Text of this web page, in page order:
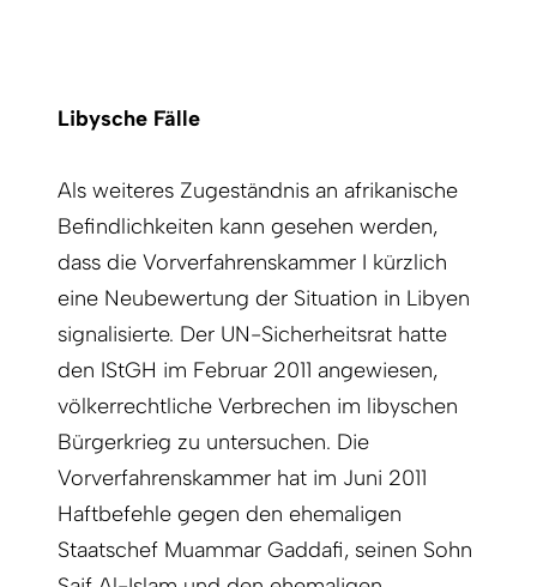
Libysche Fälle
Als weiteres Zugeständnis an afrikanische
Befindlichkeiten kann gesehen werden,
dass die Vorverfahrens­kammer I kürzlich
eine Neubewertung der Situation in Libyen
signalisierte. Der UN-Sicherheitsrat hatte
den IStGH im Februar 2011 angewiesen,
völkerrechtliche Verbrechen im libyschen
Bürgerkrieg zu untersuchen. Die
Vorverfahrenskammer hat im Juni 2011
Haftbefehle gegen den ehemaligen
Staatschef Muammar Gaddafi, seinen Sohn